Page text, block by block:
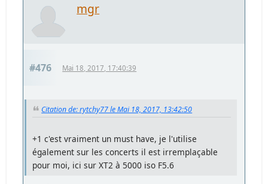
mgr
#476 Mai 18, 2017, 17:40:39
Citation de: rytchy77 le Mai 18, 2017, 13:42:50
+1 c'est vraiment un must have, je l'utilise
également sur les concerts il est irremplaçable
pour moi, ici sur XT2 à 5000 iso F5.6